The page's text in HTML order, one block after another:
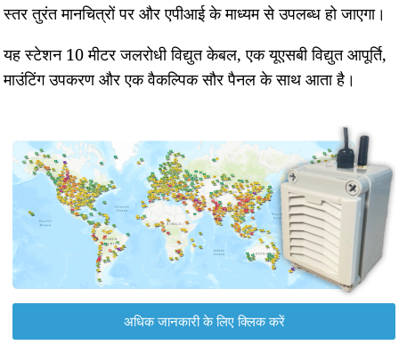
स्तर तुरंत मानचित्रों पर और एपीआई के माध्यम से उपलब्ध हो जाएगा।
यह स्टेशन 10 मीटर जलरोधी विद्युत केबल, एक यूएसबी विद्युत आपूर्ति,
माउंटिंग उपकरण और एक वैकल्पिक सौर पैनल के साथ आता है।
अधिक जानकारी के लिए क्लिक करें